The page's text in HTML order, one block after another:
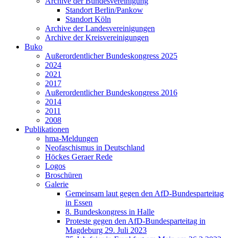
Standort Berlin/Pankow
Standort Köln
Archive der Landesvereinigungen
Archive der Kreisvereinigungen
Buko
Außerordentlicher Bundeskongress 2025
2024
2021
2017
Außerordentlicher Bundeskongress 2016
2014
2011
2008
Publikationen
hma-Meldungen
Neofaschismus in Deutschland
Höckes Geraer Rede
Logos
Broschüren
Galerie
Gemeinsam laut gegen den AfD-Bundesparteitag
in Essen
8. Bundeskongress in Halle
Proteste gegen den AfD-Bundesparteitag in
Magdeburg 29. Juli 2023